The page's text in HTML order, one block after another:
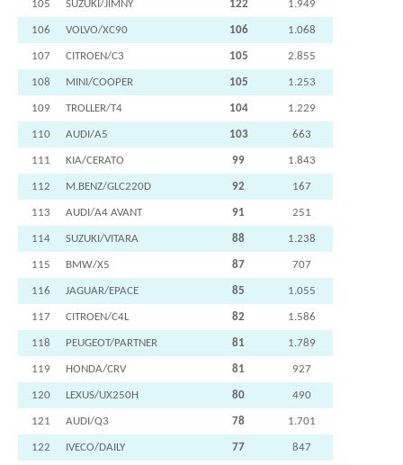
105 SUZUKI/JIMNY 122 1.949
106 VOLVO/XC90 106 1.068
107 CITROEN/C3 105 2.855
108 MINI/COOPER 105 1.253
109 TROLLER/T4 104 1.229
110 AUDI/A5 103 663
111 KIA/CERATO 99 1.843
112 M.BENZ/GLC220D 92 167
113 AUDI/A4 AVANT 91 251
114 SUZUKI/VITARA 88 1.238
115 BMW/X5 87 707
116 JAGUAR/EPACE 85 1.055
117 CITROEN/C4L 82 1.586
118 PEUGEOT/PARTNER 81 1.789
119 HONDA/CRV 81 927
120 LEXUS/UX250H 80 490
121 AUDI/Q3 78 1.701
122 IVECO/DAILY 77 847